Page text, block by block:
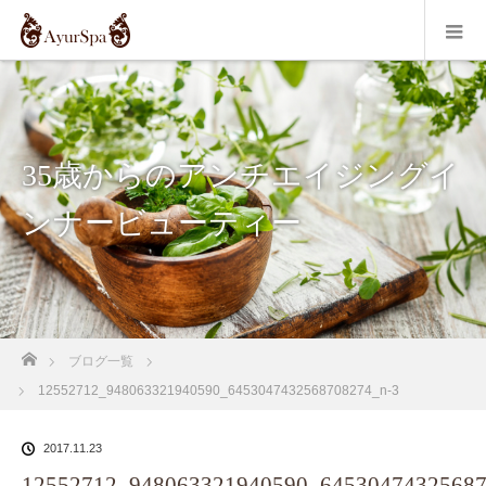
35歳からのアンチエイジングイ
ンナービューティー
ブログ一覧
12552712_948063321940590_6453047432568708274_n-3
2017.11.23